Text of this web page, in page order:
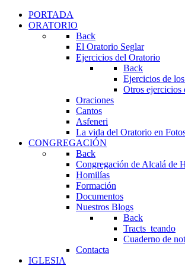
PORTADA
ORATORIO
Back
El Oratorio Seglar
Ejercicios del Oratorio
Back
Ejercicios de
Otros ejercicios
Oraciones
Cantos
Asfeneri
La vida del Oratorio en
CONGREGACIÓN
Back
Congregación de Alcalá de
Homilías
Formación
Documentos
Nuestros Blogs
Back
Tracts_teando
Cuaderno de
Contacta
IGLESIA